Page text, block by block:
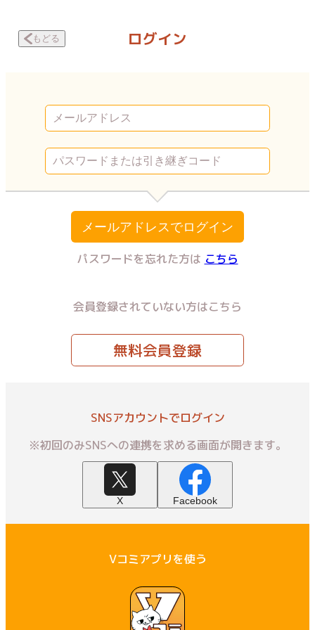
もどる ログイン
メールアドレスでログイン
パスワードを忘れた方は こちら
会員登録されていない方はこちら
無料会員登録
SNSアカウントでログイン
※初回のみSNSへの連携を求める画面が開きます。
X Facebook
Vコミアプリを使う